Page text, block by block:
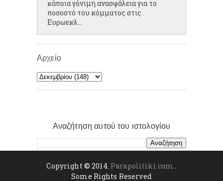
κάποια γόνιμη ανασφάλεια για το
ποσοστό του κόμματος στις
Ευρωεκλ...
Αρχείο
Αναζήτηση αυτού του ιστολογίου
Copyright © 2014. Parapolitiki.com .
Some Rights Reserved